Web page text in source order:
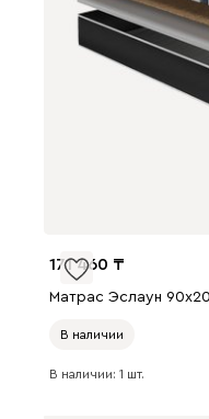
171 460
Матрас Эслаун
В наличии
В наличии: 1 шт.